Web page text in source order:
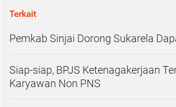
Terkait
Pemkab Sinjai Dorong Sukarela
Siap-siap, BPJS Ketenagakerjaan
Karyawan Non PNS